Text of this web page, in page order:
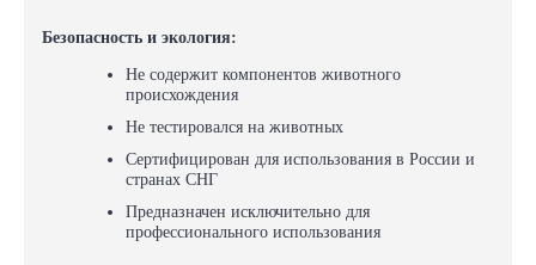
Безопасность и экология:
Не содержит компонентов животного
происхождения
Не тестировался на животных
Сертифицирован для использования в России и
странах СНГ
Предназначен исключительно для
профессионального использования